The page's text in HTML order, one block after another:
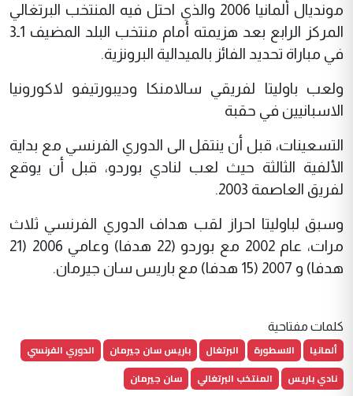
مونديال ألمانيا 2006 والذي احتل فيه المنتخب البرتغالي
المرکز الرابع بعد هزيمته أمام منتخب البلد المضيف 1ـ3
في مباراة تحديد الفائز بالميدالية البرونزية.
ولعب باوليتا لفريقي سالامنکا وديبورتيفو لاکورونيا
الاسبانيين في حقبة
التسعينات، قبل أن ينتقل الى الدوري الفرنسي مع بداية
الألفية الثالثة حيث لعب لنادي بوردو، قبل أن يوقع
لفريق العاصمة 2003.
وسبق لباوليتا احراز لقب هداف الدوري الفرنسي ثلاث
مرات، عام 2002 مع بوردو (22 هدفا) وعامي 2006 (21
هدفا) و 2007 (15 هدفا) مع باريس سان جيرمان.
كلمات مفتاحية
ألمانيا الاسطورة البرتغال باريس سان جيرمان
الدوري الفرنسي
نادي باريس
المنتخب البرتغالي سان جيرمان